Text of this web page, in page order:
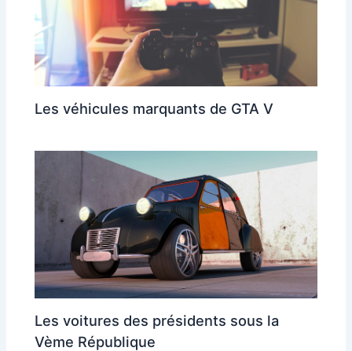
Les véhicules marquants de GTA V
Les voitures des présidents sous la
Vème République